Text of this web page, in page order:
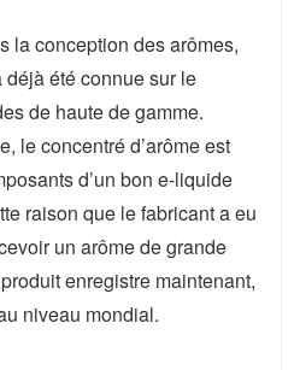
la conception des arômes,
été connue sur le
de haute de gamme.
le concentré d’arôme est
d’un bon e-liquide
raison que le fabricant a eu
un arôme de grande
enregistre maintenant,
niveau mondial.